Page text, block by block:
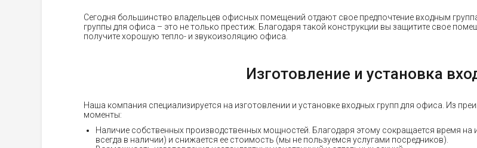
Сегодня большинство владельцев офисных помещений отдают свое предпочтение входным
группы для офиса – это не только престиж. Благодаря такой конструкции вы защитите свое
получите хорошую тепло- и звукоизоляцию офиса.
Изготовление и установка
Наша компания специализируется на изготовлении и установке входных групп для офиса. Из
моменты:
Наличие собственных производственных мощностей. Благодаря этому сокращается время на
всегда в наличии) и снижается ее стоимость (мы не пользуемся услугами посредников).